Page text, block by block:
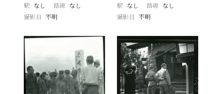
駅 なし 路線 なし
撮影日
不明
駅 なし 路線 なし
撮影日 不明